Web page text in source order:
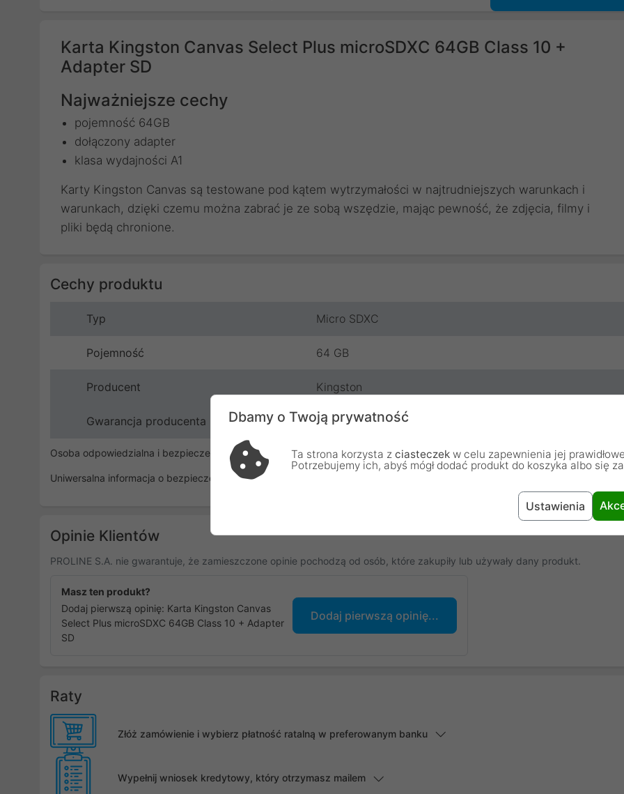
Karta Kingston Canvas Select Plus microSDXC 64GB Class 10 +
Adapter SD
Najważniejsze cechy
pojemność 64GB
dołączony adapter
klasa wydajności A1
Karty Kingston Canvas są testowane pod kątem wytrzymałości w najtrudniejszych warunkach i
warunkach, dzięki czemu można zabrać je ze sobą wszędzie, mając pewność, że zdjęcia, filmy i
pliki będą chronione.
Cechy produktu
Typ Micro SDXC
Pojemność 64 GB
Producent Kingston
Gwarancja producenta 24 miesiące
Osoba odpowiedzialna i bezpieczeństwo
Uniwersalna informacja o bezpieczeństwie
Opinie Klientów
PROLINE S.A. nie gwarantuje, że zamieszczone opinie pochodzą od osób, które zakupiły lub używały dany produkt.
Masz ten produkt?
Dodaj pierwszą opinię: Karta Kingston Canvas
Select Plus microSDXC 64GB Class 10 + Adapter
SD
Dodaj pierwszą opinię...
Raty
Złóż zamówienie i wybierz płatność ratalną w preferowanym banku
Wypełnij wniosek kredytowy, który otrzymasz mailem
Dbamy o Twoją prywatność
Ta strona korzysta z ciasteczek w celu zapewnienia jej
Potrzebujemy ich, abyś mógł dodać produkt do koszyka albo się
Ustawienia